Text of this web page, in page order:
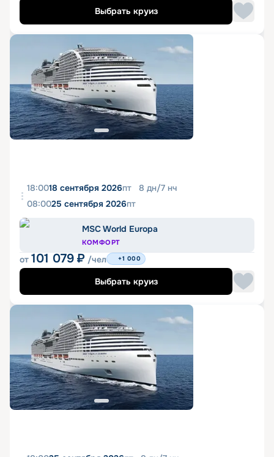
Выбрать круиз
18:0018 сентября 2026пт 8 дн/7 нч
08:0025 сентября 2026пт
MSC World Europa
КОМФОРТ
от 101 079 ₽ /чел +1 000
Выбрать круиз